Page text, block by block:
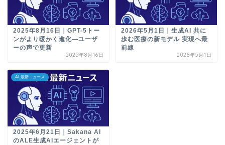
2025年8月16日｜GPT-5トー
ンがより暖かく進化—ユーザ
ーの声で更新
2025年8月16日
2026年5月1日｜生成AI 共に
歩む医療の新モデル 実現へ最
前線
2026年5月1日
AI_最新ニュース
2025年6月21日｜Sakana AI
のALE生成AIエージェントが